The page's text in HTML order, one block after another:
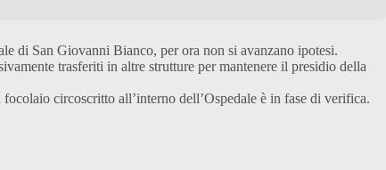
di San Giovanni Bianco, per ora non si avanzano ipotesi.
trasferiti in altre strutture per mantenere il presidio della
circoscritto all’interno dell’Ospedale è in fase di verifica.